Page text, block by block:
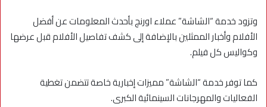
وتزود خدمة “الشاشة” عملاء اورنچ بأحدث المعلومات عن أفضل
الأفلام وأخبار الممثلين بالإضافة إلى كشف تفاصيل الأفلام قبل عرضها
وكواليس كل فيلم.
كما توفر خدمة “الشاشة” مميزات إخبارية خاصة تتضمن تغطية
الفعاليات والمهرجانات السينمائية الكبرى.